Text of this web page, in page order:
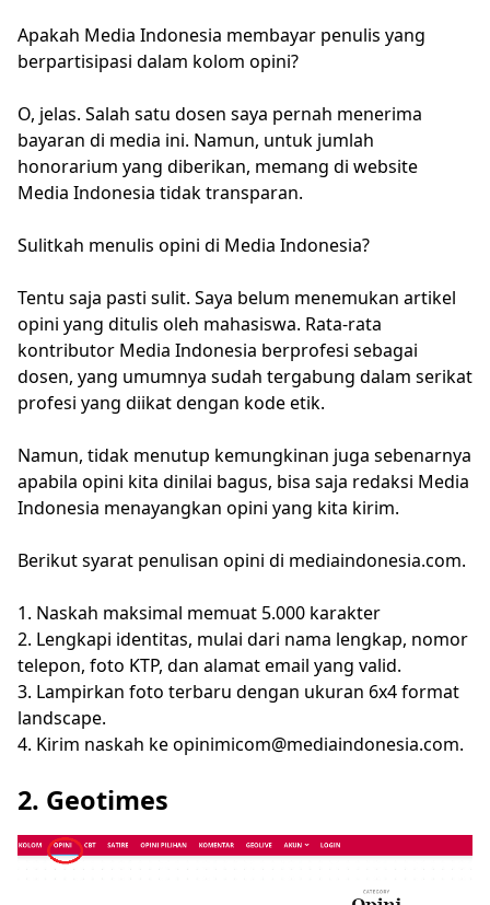
Apakah Media Indonesia membayar penulis yang
berpartisipasi dalam kolom opini?
O, jelas. Salah satu dosen saya pernah menerima
bayaran di media ini. Namun, untuk jumlah
honorarium yang diberikan, memang di website
Media Indonesia tidak transparan.
Sulitkah menulis opini di Media Indonesia?
Tentu saja pasti sulit. Saya belum menemukan artikel
opini yang ditulis oleh mahasiswa. Rata-rata
kontributor Media Indonesia berprofesi sebagai
dosen, yang umumnya sudah tergabung dalam serikat
profesi yang diikat dengan kode etik.
Namun, tidak menutup kemungkinan juga sebenarnya
apabila opini kita dinilai bagus, bisa saja redaksi Media
Indonesia menayangkan opini yang kita kirim.
Berikut syarat penulisan opini di mediaindonesia.com.
1. Naskah maksimal memuat 5.000 karakter
2. Lengkapi identitas, mulai dari nama lengkap, nomor
telepon, foto KTP, dan alamat email yang valid.
3. Lampirkan foto terbaru dengan ukuran 6x4 format
landscape.
4. Kirim naskah ke opinimicom@mediaindonesia.com.
2. Geotimes